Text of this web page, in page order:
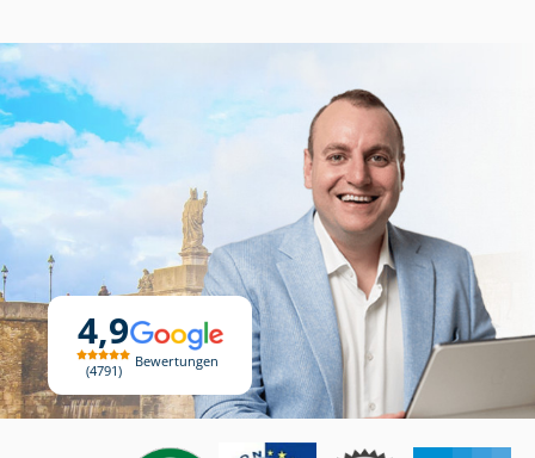
4,9
4791
Bewertungen